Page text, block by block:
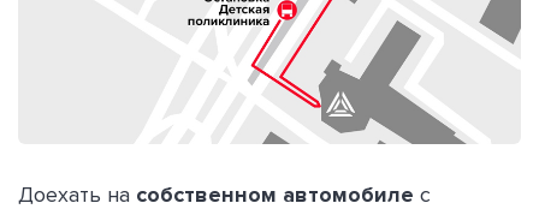
Доехать на собственном автомобиле с